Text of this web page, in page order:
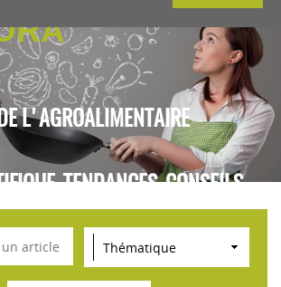
L'AGROALIMENTAIRE
TENDANCES, CONSEILS
AGROALIMENTAIRE